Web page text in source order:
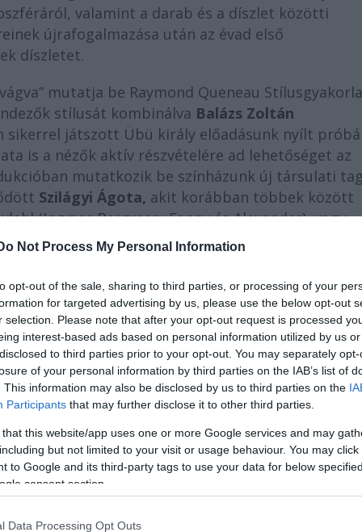
Not Process My Personal Information
opt-out of the sale, sharing to third parties, or processing of your
for targeted advertising by us, please use the below opt-out
selection. Please note that after your opt-out request is processed
interest-based ads based on personal information utilized by us
to third parties prior to your opt-out. You may separately
of your personal information by third parties on the IAB’s list of
This information may also be disclosed by us to third parties on the
Participants that may further disclose it to other third parties.
that this website/app uses one or more Google services and may
but not limited to your visit or usage behaviour. You may
to Google and its third-party tags to use your data for below
consent section.
Data Processing Opt Outs
valamint a darab és a díszlet közötti
újrafogalmazása után az évad első
díszletet.
mutatja be Raymond Queneau
stílusát kombinálva Balázs Zoltán
sikerrel játszott Übü király előadásunk nyílt
is a nézők aktív részvételére ad lehetőséget az
mutatkozik be színházunk új társulati
Szilágyi Ágota, akit korábban többek között
(Ingmar Bergman:Fanny és Alexander), vagy
szerepében láthattak a nézők.
a Maladype színészeinek improvizációira
március közepe, helyszíne a Bázis.
programjának ígérkezik a Qaartsiluni
László: Remek hang a futkosásban című
Balázs Zoltán, zenei vezetője Rozmán
László műve a zeneszerző méltó ünneplését,
ritka együttállásait kínálja